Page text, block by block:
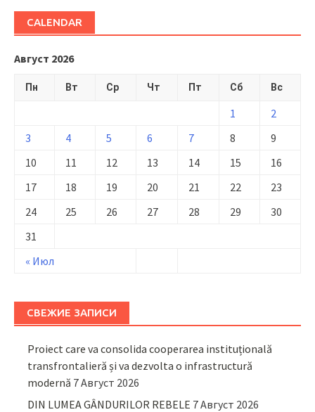
CALENDAR
Август 2026
Пн Вт Ср Чт Пт Сб Вс
« Июл
1
2
3
4 5 6 7 8
9
10
11 12 13 14 15
16
17
18 19 20 21 22
23
24
25 26 27 28 29
30
31
СВЕЖИЕ ЗАПИСИ
Proiect care va consolida cooperarea instituțională
transfrontalieră și va dezvolta o infrastructură
modernă 7 Август 2026
DIN LUMEA GÂNDURILOR REBELE 7 Август 2026